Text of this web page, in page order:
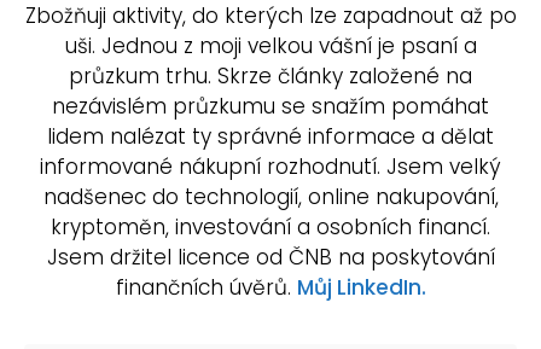
Zbožňuji aktivity, do kterých lze zapadnout až po
uši. Jednou z moji velkou vášní je psaní a
průzkum trhu. Skrze články založené na
nezávislém průzkumu se snažím pomáhat
lidem nalézat ty správné informace a dělat
informované nákupní rozhodnutí. Jsem velký
nadšenec do technologií, online nakupování,
kryptoměn, investování a osobních financí.
Jsem držitel licence od ČNB na poskytování
finančních úvěrů. Můj LinkedIn.